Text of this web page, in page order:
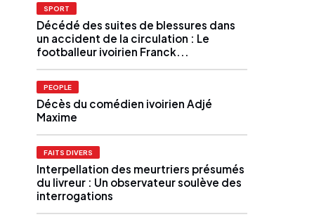
SPORT
Décédé des suites de blessures dans
un accident de la circulation : Le
footballeur ivoirien Franck...
PEOPLE
Décès du comédien ivoirien Adjé
Maxime
FAITS DIVERS
Interpellation des meurtriers présumés
du livreur : Un observateur soulève des
interrogations